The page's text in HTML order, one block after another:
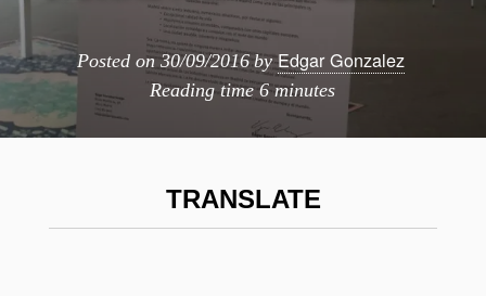
Posted on 30/09/2016 byEdgar Gonzalez
Reading time6 minutes
TRANSLATE